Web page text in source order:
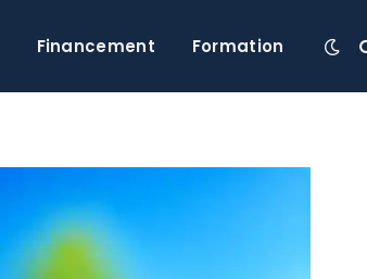
Financement Formation